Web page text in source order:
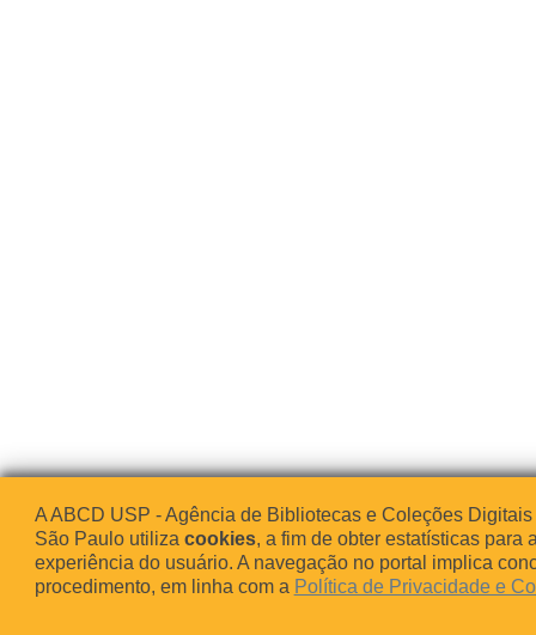
A ABCD USP - Agência de Bibliotecas e Coleções
São Paulo utiliza cookies, a fim de obter estatísticas para
experiência do usuário. A navegação no portal implica
procedimento, em linha com a Política de Privacidade e